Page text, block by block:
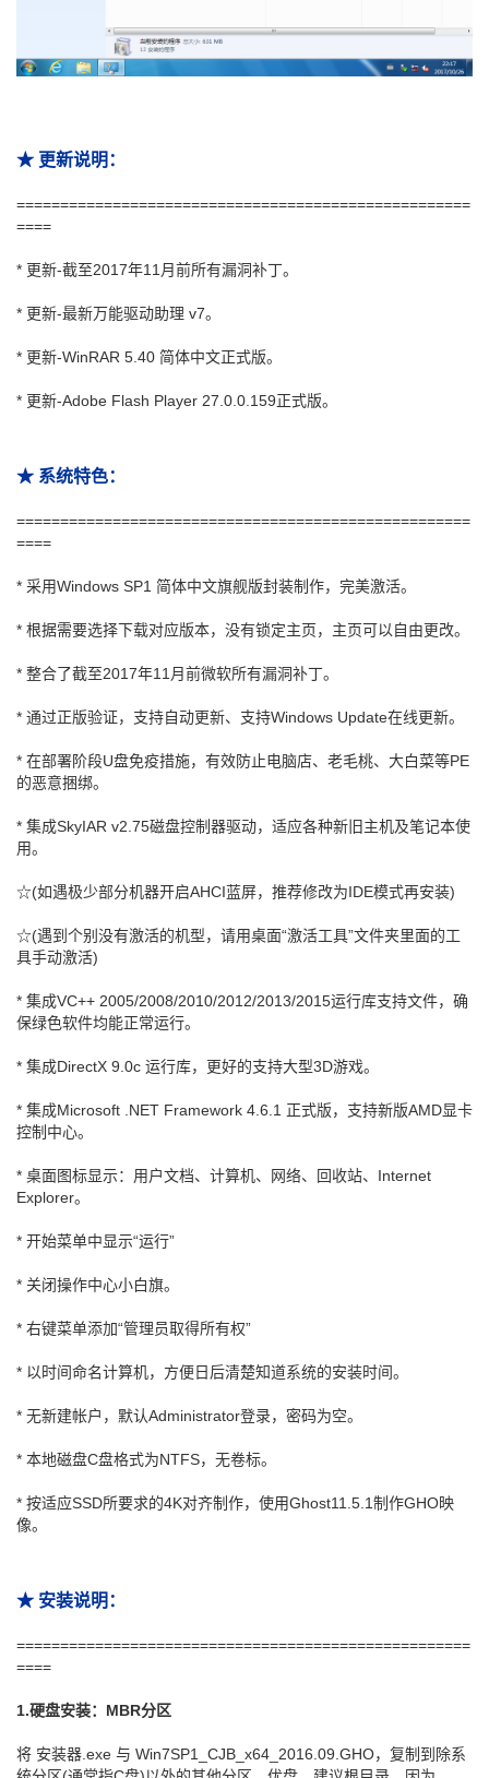
★ 更新说明：
====================================================
====
* 更新-截至2017年11月前所有漏洞补丁。
* 更新-最新万能驱动助理 v7。
* 更新-WinRAR 5.40 简体中文正式版。
* 更新-Adobe Flash Player 27.0.0.159正式版。
★ 系统特色：
====================================================
====
* 采用Windows SP1 简体中文旗舰版封装制作，完美激活。
* 根据需要选择下载对应版本，没有锁定主页，主页可以自由更改。
* 整合了截至2017年11月前微软所有漏洞补丁。
* 通过正版验证，支持自动更新、支持Windows Update在线更新。
* 在部署阶段U盘免疫措施，有效防止电脑店、老毛桃、大白菜等PE
的恶意捆绑。
* 集成SkyIAR v2.75磁盘控制器驱动，适应各种新旧主机及笔记本使
用。
☆(如遇极少部分机器开启AHCI蓝屏，推荐修改为IDE模式再安装)
☆(遇到个别没有激活的机型，请用桌面“激活工具”文件夹里面的工
具手动激活)
* 集成VC++ 2005/2008/2010/2012/2013/2015运行库支持文件，确
保绿色软件均能正常运行。
* 集成DirectX 9.0c 运行库，更好的支持大型3D游戏。
* 集成Microsoft .NET Framework 4.6.1 正式版，支持新版AMD显卡
控制中心。
* 桌面图标显示：用户文档、计算机、网络、回收站、Internet
Explorer。
* 开始菜单中显示“运行”
* 关闭操作中心小白旗。
* 右键菜单添加“管理员取得所有权”
* 以时间命名计算机，方便日后清楚知道系统的安装时间。
* 无新建帐户，默认Administrator登录，密码为空。
* 本地磁盘C盘格式为NTFS，无卷标。
* 按适应SSD所要求的4K对齐制作，使用Ghost11.5.1制作GHO映
像。
★ 安装说明：
====================================================
====
1.硬盘安装：MBR分区
将 安装器.exe 与 Win7SP1_CJB_x64_2016.09.GHO，复制到除系